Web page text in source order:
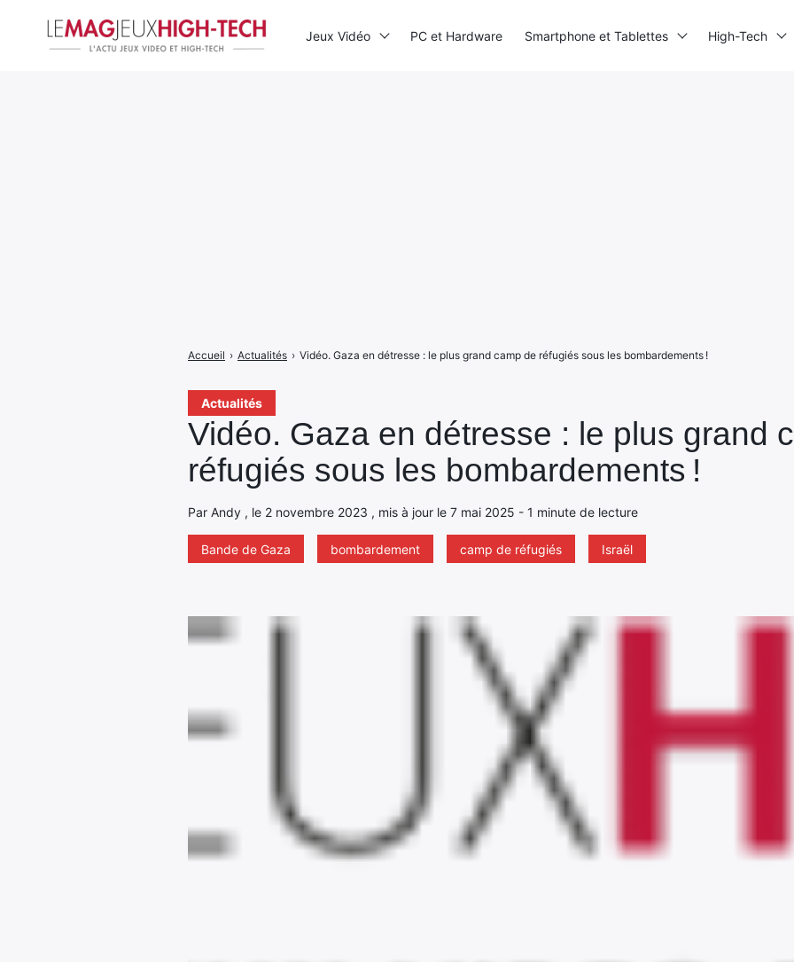
Actualités
Vidéo. Gaza en détresse : le plus grand
réfugiés sous les bombardements !
Par Andy , le 2 novembre 2023 , mis à jour le 7 mai 2025 - 1 minute de lecture
Bande de Gaza bombardement camp de réfugiés Israël
Accueil › Actualités › Vidéo. Gaza en détresse : le plus grand camp de réfugiés sous les bombardements !
Jeux Vidéo PC et Hardware Smartphone et Tablettes High-Tech